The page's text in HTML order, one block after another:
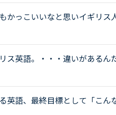
かっこいいなと思いイギリ
語ばかりきいているのでアメ
リス英語で...
ス英語。・・・違いがある
イギリス英語の方が正当だ！
生のレッス...
英語、最終目標として「こ
、アメリカアクセントとイギ